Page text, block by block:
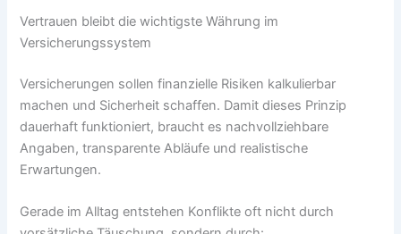
Vertrauen bleibt die wichtigste Währung im
Versicherungssystem
Versicherungen sollen finanzielle Risiken kalkulierbar
machen und Sicherheit schaffen. Damit dieses Prinzip
dauerhaft funktioniert, braucht es nachvollziehbare
Angaben, transparente Abläufe und realistische
Erwartungen.
Gerade im Alltag entstehen Konflikte oft nicht durch